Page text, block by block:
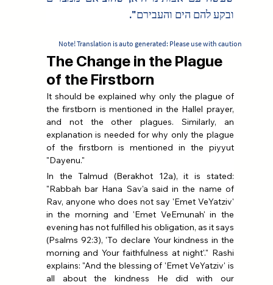
ובקע להם הים והעבירם".
Note! Translation is auto generated: Please use with caution
The Change in the Plague
of the Firstborn
It should be explained why only the plague of
the firstborn is mentioned in the Hallel prayer,
and not the other plagues. Similarly, an
explanation is needed for why only the plague
of the firstborn is mentioned in the piyyut
"Dayenu."
In the Talmud (Berakhot 12a), it is stated:
"Rabbah bar Hana Sav'a said in the name of
Rav, anyone who does not say 'Emet VeYatziv'
in the morning and 'Emet VeEmunah' in the
evening has not fulfilled his obligation, as it says
(Psalms 92:3), 'To declare Your kindness in the
morning and Your faithfulness at night'." Rashi
explains: "And the blessing of 'Emet VeYatziv' is
all about the kindness He did with our